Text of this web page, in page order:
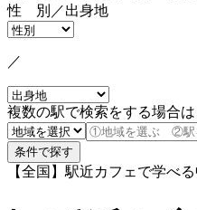
性 別／出身地
／
複数の駅で検索をする場合
【全国】駅近カフェで学べ